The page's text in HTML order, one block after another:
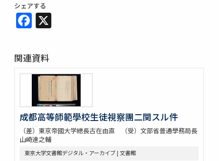
シェアする
Facebook
関連資料
成都高等師範學校生徒視察團二関スル件
（差）東京帝國大学總長古在由直 （受）文部省普通學務局長
山崎達之輔
東京大学文書館デジタル・アーカイブ | 文書館